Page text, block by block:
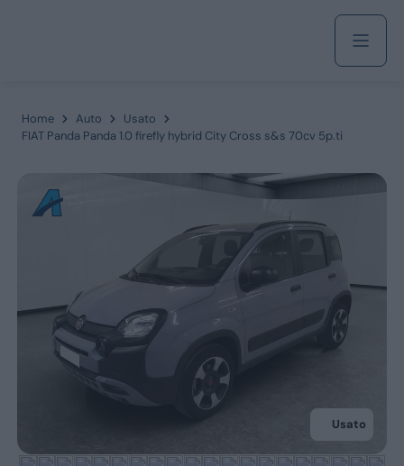
Azienda
Servizi
Marchi
Fiat
Jeep
Home Auto
Usato
FIAT Panda Panda 1.0 firefly hybrid City Cross s&s 70cv 5p.ti
Usato